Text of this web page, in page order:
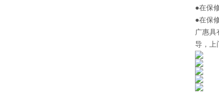
●在保
●在保
广惠具
导，上